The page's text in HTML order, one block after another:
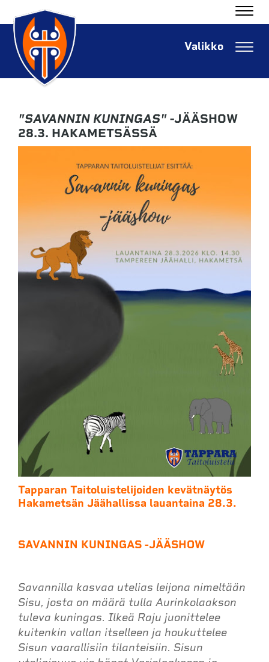
"SAVANNIN KUNINGAS" -JÄÄSHOW
28.3. HAKAMETSÄSSÄ
Tapparan Taitoluistelijoiden kevätnäytös
Hakametsän Jäähallissa lauantaina 28.3.
SAVANNIN KUNINGAS -JÄÄSHOW
Savannilla kasvaa utelias leijona nimeltään
Sisu, josta on määrä tulla Aurinkolaakson
tuleva kuningas. Ilkeä Raju juonittelee
kuitenkin vallan itselleen ja houkuttelee
Sisun vaarallisiin tilanteisiin. Sisun